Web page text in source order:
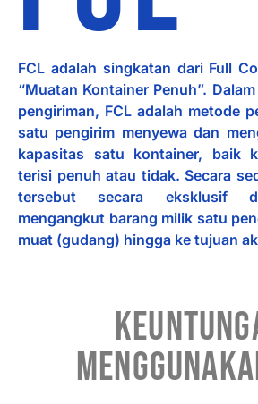
FCL adalah singkatan dari Full
“Muatan Kontainer Penuh”.
pengiriman, FCL adalah metode
satu pengirim menyewa dan
kapasitas satu kontainer, baik
terisi penuh atau tidak. Secara
tersebut secara eksklusif
mengangkut barang milik satu
muat (gudang) hingga ke tujuan